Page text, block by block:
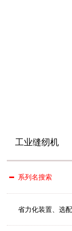
工业缝纫机
系列名搜索
省力化装置、选